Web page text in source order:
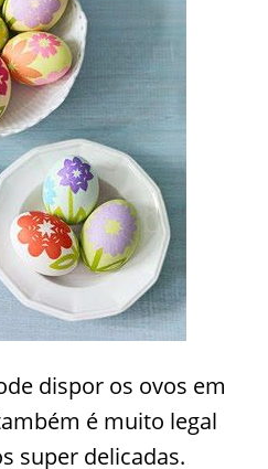
dispor os ovos em
é muito legal
super delicadas.